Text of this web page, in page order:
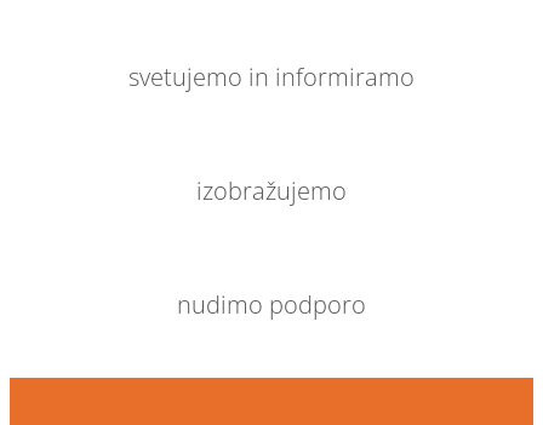
svetujemo in informiramo
izobražujemo
nudimo podporo